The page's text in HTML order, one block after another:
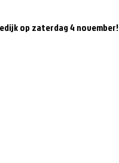
op zaterdag 4 november!